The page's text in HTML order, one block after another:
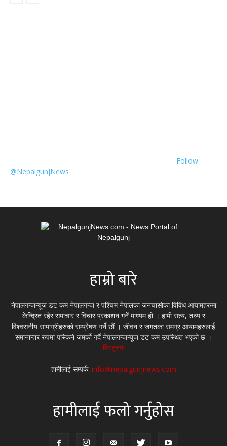
Follow
@NepalgunjNews
हाम्रो बारे
नेपालगन्जन्यूज डट कम नेपालगन्ज र पश्चिम नेपालका जनचासोका विविध आयामहरुमा
केन्द्रित रहेर समाचार र विचार प्रकाशन गर्ने माध्यम हो । हामी सत्य, तथ्य र
विश्वसनीय सामाग्रीहरुको सम्प्रेषण गर्ने छौं । जीवन र जगतका समग्र आयामहरुलाई
समानान्तर रुपमा पस्किने जमर्को गर्दै नेपालगन्जन्यूज डट कम उपस्थित भएको छ ।
विस्तृतमा
हामीलाई सम्पर्क: info@nepalgunjnews.com
हामीलाई फलो गर्नुहोस